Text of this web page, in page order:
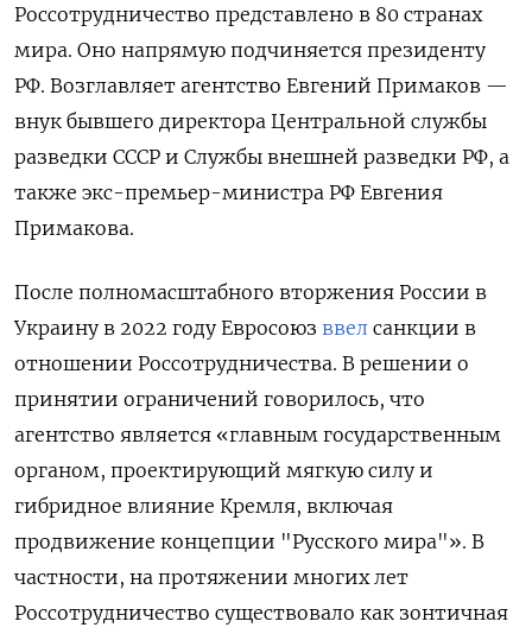
Россотрудничество представлено в 80 странах
мира. Оно напрямую подчиняется президенту
РФ. Возглавляет агентство Евгений Примаков —
внук бывшего директора Центральной службы
разведки СССР и Службы внешней разведки РФ, а
также экс-премьер-министра РФ Евгения
Примакова.
После полномасштабного вторжения России в
Украину в 2022 году Евросоюз ввел санкции в
отношении Россотрудничества. В решении о
принятии ограничений говорилось, что
агентство является «главным государственным
органом, проектирующий мягкую силу и
гибридное влияние Кремля, включая
продвижение концепции "Русского мира"». В
частности, на протяжении многих лет
Россотрудничество существовало как зонтичная